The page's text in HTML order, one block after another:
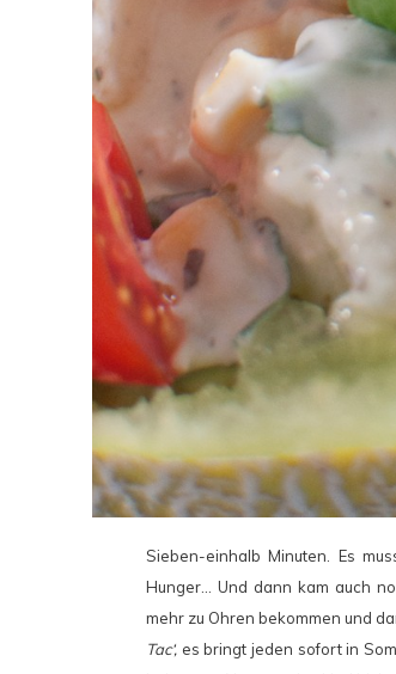
Sieben-einhalb Minuten. Es
Hunger… Und dann kam auch
mehr zu Ohren bekommen und
Tac‘, es bringt jeden sofort in